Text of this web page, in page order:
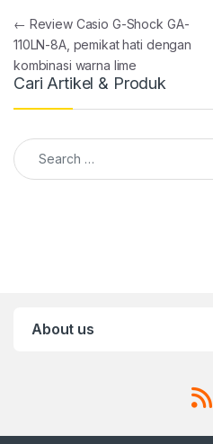
Post navigation
← Review Casio G-Shock GA-
110LN-8A, pemikat hati dengan
kombinasi warna lime
Cari Artikel & Produk
Search for:
About us